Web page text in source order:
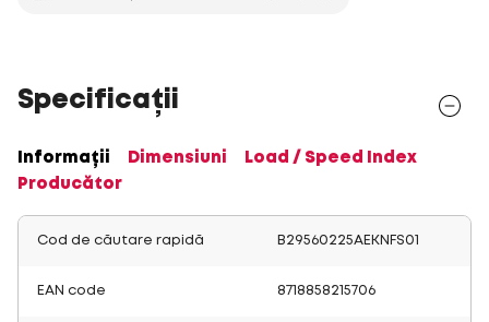
Specificații
Informații Dimensiuni
Load / Speed Index
Producător
Cod de căutare rapidă B29560225AEKNFS01
EAN code 8718858215706